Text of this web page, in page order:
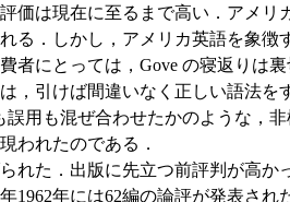
価は現在に至るまで高い．アメリ
る．しかし，アメリカ英語を象徴
者にとっては，Gove の寝返りは裏
，引けば間違いなく正しい語法を
誤用も混ぜ合わせたかのような，
われたのである．
れた．出版に先立つ前評判が高か
1962年には62編の論評が発表され